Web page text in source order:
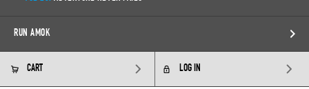
RUN AMOK
CART LOG IN